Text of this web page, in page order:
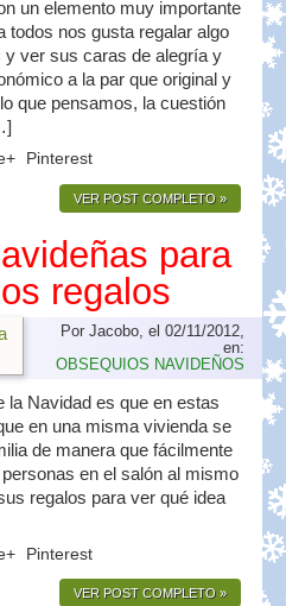
un elemento muy importante
todos nos gusta regalar algo
ver sus caras de alegría y
a la par que original y
que pensamos, la cuestión
Pinterest
VER POST COMPLETO »
para
regalos
Por Jacobo, el 02/11/2012,
en:
OBSEQUIOS NAVIDEÑOS
la Navidad es que en estas
en una misma vivienda se
de manera que fácilmente
en el salón al mismo
regalos para ver qué idea
Pinterest
VER POST COMPLETO »